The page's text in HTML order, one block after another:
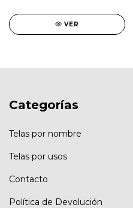
VER
Categorías
Telas por nombre
Telas por usos
Contacto
Política de Devolución